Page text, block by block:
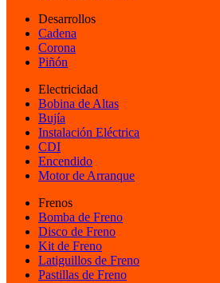
Desarrollos
Cadena
Corona
Piñón
Electricidad
Bobina de Altas
Bujía
Instalación Eléctrica
CDI
Encendido
Motor de Arranque
Frenos
Bomba de Freno
Disco de Freno
Kit de Freno
Latiguillos de Freno
Pastillas de Freno